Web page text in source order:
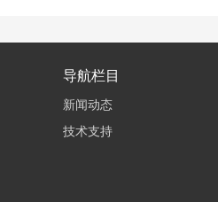
导航栏目
新闻动态
技术支持